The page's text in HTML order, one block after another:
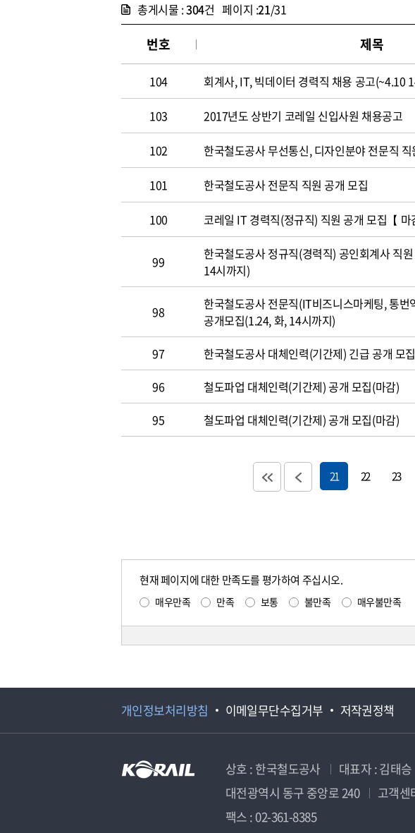
총게시물 :304건 페이지 :21/31
번호 제목
104 회계사, IT, 빅데이터 경력직 채용 공고(~4.10
103 2017년도 상반기 코레일 신입사원 채용공고
102 한국철도공사 무선통신, 디자인분야 전문직 직
101 한국철도공사 전문직 직원 공개 모집
100 코레일 IT 경력직(정규직) 직원 공개 모집【 마
99
한국철도공사 정규직(경력직) 공인회계사 직
14시까지)
98
한국철도공사 전문직(IT비즈니스마케팅, 통번
공개모집(1.24, 화, 14시까지)
97 한국철도공사 대체인력(기간제) 긴급 공개 모
96
철도파업 대체인력(기간제) 공개 모집(마감)
95
철도파업 대체인력(기간제) 공개 모집(마감)
21 22 23
현재 페이지에 대한 만족도를 평가하여 주십시오.
매우만족 만족 보통 불만족 매우불만족
개인정보처리방침 이메일무단수집거부 저작권정책
상호 : 한국철도공사 대표자 : 김태승
대전광역시 동구 중앙로 240
고객센
팩스 : 02-361-8385